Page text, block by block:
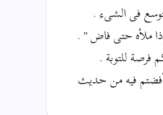
فى الشىء .
ملأه حتى فاض " .
فرصة للتوبة .
فيه من حديث